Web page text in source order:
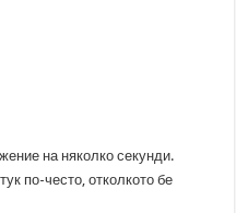
на няколко секунди.
по-често, отколкото бе